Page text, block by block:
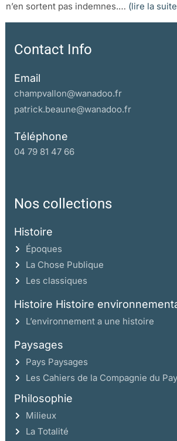
n’en sortent pas indemnes.… (lire la
Contact Info
Email
champvallon@wanadoo.fr
patrick.beaune@wanadoo.fr
Téléphone
04 79 81 47 66
Nos collections
Histoire
Époques
La Chose Publique
Les classiques
Histoire Histoire
L’environnement a une histoire
Paysages
Pays Paysages
Les Cahiers de la Compagnie du
Philosophie
Milieux
La Totalité